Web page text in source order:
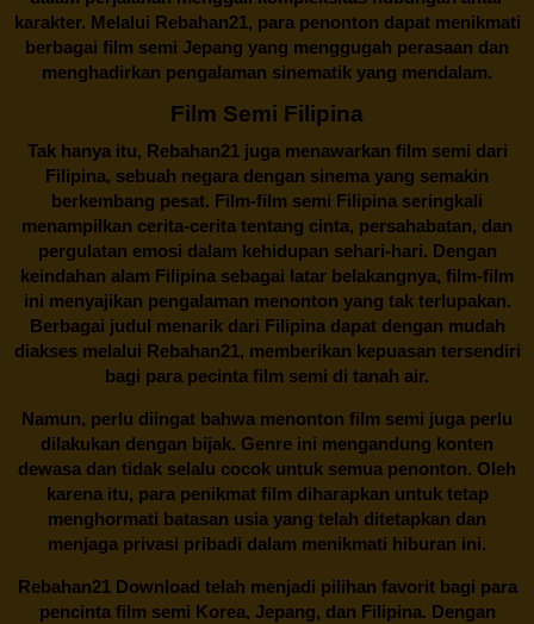
karakter. Melalui Rebahan21, para penonton dapat menikmati
berbagai film semi Jepang yang menggugah perasaan dan
menghadirkan pengalaman sinematik yang mendalam.
Film Semi Filipina
Tak hanya itu, Rebahan21juga menawarkan film semi dari
Filipina, sebuah negara dengan sinema yang semakin
berkembang pesat. Film-film semi Filipina seringkali
menampilkan cerita-cerita tentang cinta, persahabatan, dan
pergulatan emosi dalam kehidupan sehari-hari. Dengan
keindahan alam Filipina sebagai latar belakangnya, film-film
ini menyajikan pengalaman menonton yang tak terlupakan.
Berbagai judul menarik dari Filipina dapat dengan mudah
diakses melalui Rebahan21, memberikan kepuasan tersendiri
bagi para pecinta film semi di tanah air.
Namun, perlu diingat bahwa menonton film semi juga perlu
dilakukan dengan bijak. Genre ini mengandung konten
dewasa dan tidak selalu cocok untuk semua penonton. Oleh
karena itu, para penikmat film diharapkan untuk tetap
menghormati batasan usia yang telah ditetapkan dan
menjaga privasi pribadi dalam menikmati hiburan ini.
Rebahan21Download telah menjadi pilihan favorit bagi para
pencinta film semi Korea, Jepang, dan Filipina. Dengan